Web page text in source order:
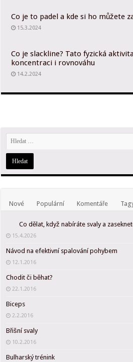
Co je to padel a kde si ho můžete
15.3.2024
Co je slackline? Tato fyzická
koncentraci i rovnováhu
14.2.2024
Nové Populární Komentáře
Co dělat, když nabíráte svaly a
15.4.2026
Návod na efektivní spalování pohybem
12.1.2016
Chodit či běhat?
22.1.2016
Biceps
2.2.2016
Břišní svaly
10.2.2016
Bulharský trénink